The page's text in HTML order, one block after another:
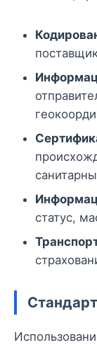
статус,